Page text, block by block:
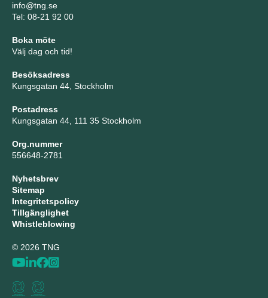
info@tng.se
Tel: 08-21 92 00
Boka möte
Välj dag och tid!
Besöksadress
Kungsgatan 44, Stockholm
Postadress
Kungsgatan 44, 111 35 Stockholm
Org.nummer
556648-2781
Nyhetsbrev
Sitemap
Integritetspolicy
Tillgänglighet
Whistleblowing
© 2026 TNG